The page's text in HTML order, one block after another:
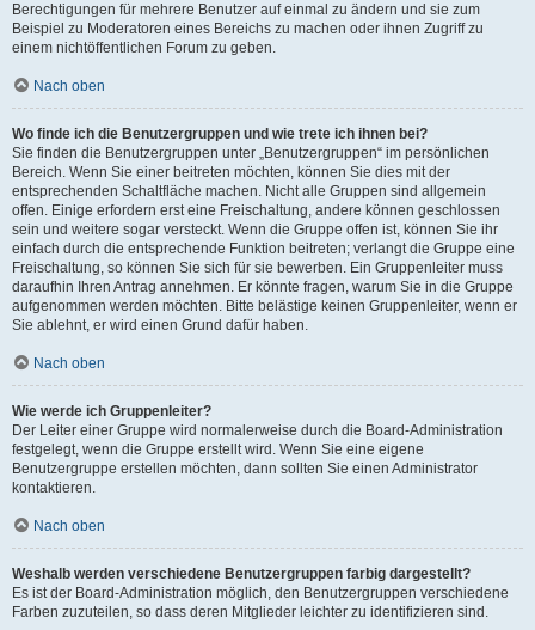
Berechtigungen für mehrere Benutzer auf einmal zu ändern und sie zum
Beispiel zu Moderatoren eines Bereichs zu machen oder ihnen Zugriff zu
einem nichtöffentlichen Forum zu geben.
Nach oben
Wo finde ich die Benutzergruppen und wie trete ich ihnen bei?
Sie finden die Benutzergruppen unter „Benutzergruppen“ im persönlichen
Bereich. Wenn Sie einer beitreten möchten, können Sie dies mit der
entsprechenden Schaltfläche machen. Nicht alle Gruppen sind allgemein
offen. Einige erfordern erst eine Freischaltung, andere können geschlossen
sein und weitere sogar versteckt. Wenn die Gruppe offen ist, können Sie ihr
einfach durch die entsprechende Funktion beitreten; verlangt die Gruppe eine
Freischaltung, so können Sie sich für sie bewerben. Ein Gruppenleiter muss
daraufhin Ihren Antrag annehmen. Er könnte fragen, warum Sie in die Gruppe
aufgenommen werden möchten. Bitte belästige keinen Gruppenleiter, wenn er
Sie ablehnt, er wird einen Grund dafür haben.
Nach oben
Wie werde ich Gruppenleiter?
Der Leiter einer Gruppe wird normalerweise durch die Board-Administration
festgelegt, wenn die Gruppe erstellt wird. Wenn Sie eine eigene
Benutzergruppe erstellen möchten, dann sollten Sie einen Administrator
kontaktieren.
Nach oben
Weshalb werden verschiedene Benutzergruppen farbig dargestellt?
Es ist der Board-Administration möglich, den Benutzergruppen verschiedene
Farben zuzuteilen, so dass deren Mitglieder leichter zu identifizieren sind.